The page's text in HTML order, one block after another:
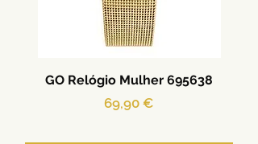
GO Relógio Mulher 695638
Preço
69,90 €